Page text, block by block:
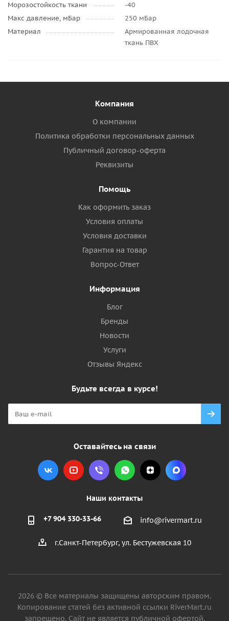
Морозостойкость ткани
-40
Макс давление, мБар
250 мБар
Материал
Армированная лодочная
ткань ПВХ
Компания
О компании
Политика обработки персональных данных
Публичный договор-оферта
Реквизиты
Помощь
Как оформить заказ
Условия оплаты
Условия доставки
Гарантия на товар
Вопрос-Ответ
Информация
Блог
Бренды
Новости
Услуги
Отзывы Яндекс
Будьте всегда в курсе!
Оставайтесь на связи
Наши контакты
+7 904 330-33-66 info@rivermart.ru
г.Санкт-Петербург, ул. Бестужевская 10
2026 © Все материалы защищены авторским правом.
Копирование статей без активной ссылки RiverMart.ru
запрещено. Сайт не является публичной офертой,